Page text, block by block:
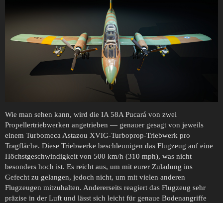
Wie man sehen kann, wird die IA 58A Pucará von zwei
Propellertriebwerken angetrieben — genauer gesagt von jeweils
einem Turbomeca Astazou XVIG-Turboprop-Triebwerk pro
Tragfläche. Diese Triebwerke beschleunigen das Flugzeug auf eine
Höchstgeschwindigkeit von 500 km/h (310 mph), was nicht
besonders hoch ist. Es reicht aus, um mit eurer Zuladung ins
Gefecht zu gelangen, jedoch nicht, um mit vielen anderen
Flugzeugen mitzuhalten. Andererseits reagiert das Flugzeug sehr
präzise in der Luft und lässt sich leicht für genaue Bodenangriffe